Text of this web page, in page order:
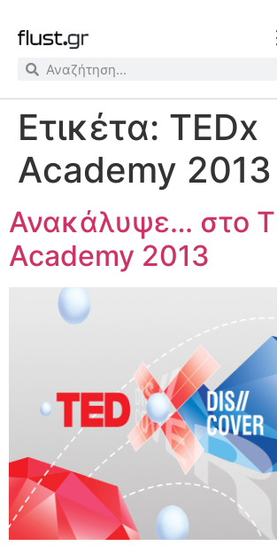
Ετικέτα: TEDx
Academy 2013
Ανακάλυψε… στο
Academy 2013